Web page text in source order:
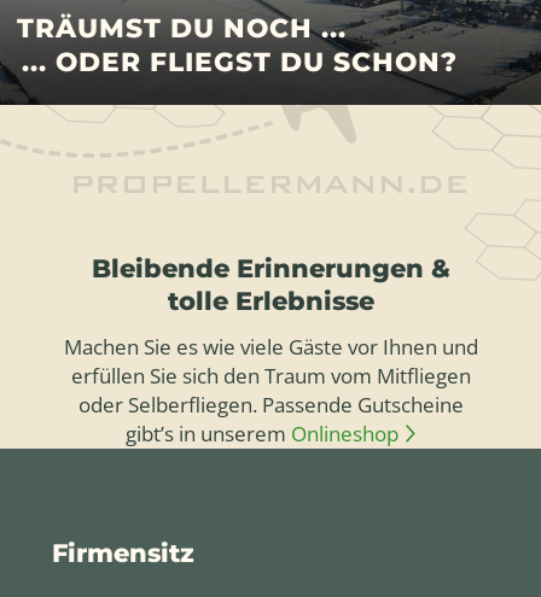
TRÄUMST DU NOCH ...
... ODER FLIEGST DU SCHON?
Bleibende Erinnerungen &
tolle Erlebnisse
Machen Sie es wie viele Gäste vor Ihnen und
erfüllen Sie sich den Traum vom Mitfliegen
oder Selberfliegen. Passende Gutscheine
gibt’s in unserem Onlineshop
Firmensitz